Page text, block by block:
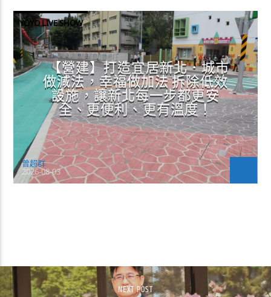
YOYO LIVE SHOW
【營建】打造宜居新北．城市
做減法，幸福做加法 拆除低效
設施，讓新北每一步都更安
全、更便利、更有溫度！
曾超群
2026-08-03
NEXT POST